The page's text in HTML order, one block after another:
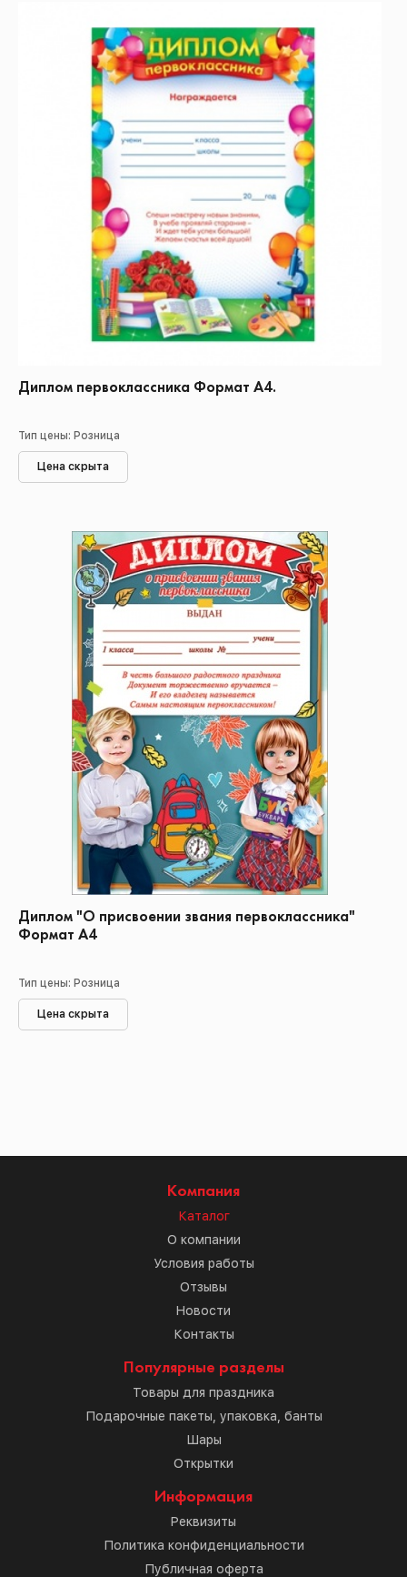
Диплом первоклассника Формат А4.
Тип цены: Розница
Цена скрыта
Диплом "О присвоении звания первоклассника"
Формат А4
Тип цены: Розница
Цена скрыта
Компания
Каталог
О компании
Условия работы
Отзывы
Новости
Контакты
Популярные разделы
Товары для праздника
Подарочные пакеты, упаковка, банты
Шары
Открытки
Информация
Реквизиты
Политика конфиденциальности
Публичная оферта